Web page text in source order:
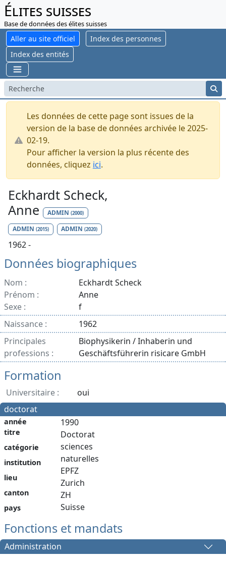
Élites suisses
Base de données des élites suisses
Aller au site officiel
Index des personnes
Index des entités
Les données de cette page sont issues de la
version de la base de données archivée le 2025-
02-19.
Pour afficher la version la plus récente des
données, cliquez ici.
Eckhardt Scheck,
Anne
ADMIN (2000)
ADMIN (2015) ADMIN(2020)
1962 -
Données biographiques
Nom :
Eckhardt Scheck
Prénom :
Anne
Sexe :
f
Naissance :
1962
Principales
professions :
Biophysikerin / Inhaberin und
Geschäftsführerin risicare GmbH
Formation
Universitaire :
oui
doctorat
année
titre
catégorie
institution
lieu
canton
pays
1990
Doctorat
sciences
naturelles
EPFZ
Zurich
ZH
Suisse
Fonctions et mandats
Administration